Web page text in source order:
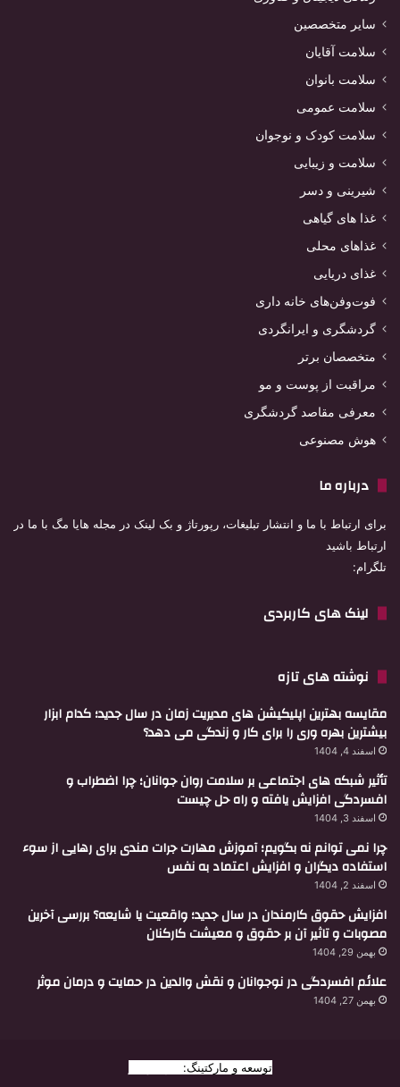
سایر متخصصین
سلامت آقایان
سلامت بانوان
سلامت عمومی
سلامت کودک و نوجوان
سلامت و زیبایی
شیرینی و دسر
غذا های گیاهی
غذاهای محلی
غذای دریایی
فوت‌وفن‌های خانه داری
گردشگری و ایرانگردی
متخصصان برتر
مراقبت از پوست و مو
معرفی مقاصد گردشگری
هوش مصنوعی
درباره ما
برای ارتباط با ما و انتشار تبلیغات، رپورتاژ و بک لینک در مجله هایا مگ با ما در
ارتباط باشید
تلگرام:
لینک های کاربردی
نوشته های تازه
مقایسه بهترین اپلیکیشن های مدیریت زمان در سال جدید؛ کدام ابزار
بیشترین بهره وری را برای کار و زندگی می دهد؟
اسفند 4, 1404
تأثیر شبکه های اجتماعی بر سلامت روان جوانان؛ چرا اضطراب و
افسردگی افزایش یافته و راه حل چیست
اسفند 3, 1404
چرا نمی توانم نه بگویم؛ آموزش مهارت جرات مندی برای رهایی از سوء
استفاده دیگران و افزایش اعتماد به نفس
اسفند 2, 1404
افزایش حقوق کارمندان در سال جدید؛ واقعیت یا شایعه؟ بررسی آخرین
مصوبات و تاثیر آن بر حقوق و معیشت کارکنان
بهمن 29, 1404
علائم افسردگی در نوجوانان و نقش والدین در حمایت و درمان موثر
بهمن 27, 1404
توسعه و مارکتینگ: